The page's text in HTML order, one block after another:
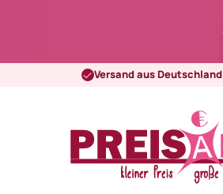
Versand aus Deutschland